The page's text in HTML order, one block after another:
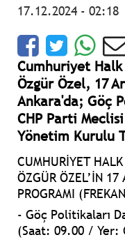
17.12.2024 - 02:18
Cumhuriyet Halk
Özgür Özel, 17
Ankara'da; Göç
⁠CHP Parti
Yönetim Kurulu
CUMHURİYET
ÖZGÜR ÖZEL’İN
PROGRAMI
- Göç Politikaları
(Saat: 09.00 / Yer: